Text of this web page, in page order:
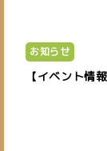
お知らせ
【イベント情